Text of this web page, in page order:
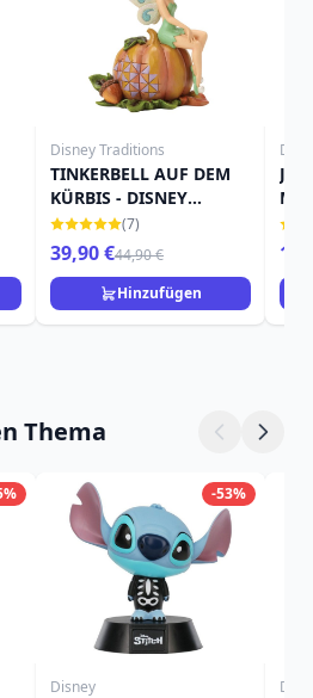
Disney Traditions
TINKERBELL AUF DEM
KÜRBIS - DISNEY
TRADITIONS
(7)
39,90 €44,90 €
Hinzufügen
Thema
-53%
Disney